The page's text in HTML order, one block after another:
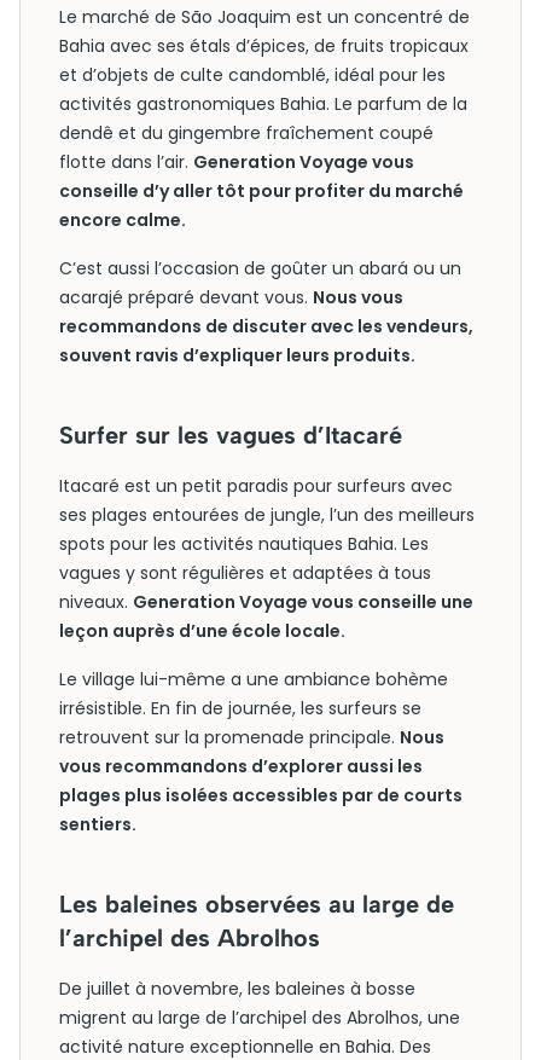
Le marché de São Joaquim est un concentré de
Bahia avec ses étals d’épices, de fruits tropicaux
et d’objets de culte candomblé, idéal pour les
activités gastronomiques Bahia. Le parfum de la
dendê et du gingembre fraîchement coupé
flotte dans l’air. Generation Voyage vous
conseille d’y aller tôt pour profiter du marché
encore calme.
C’est aussi l’occasion de goûter un abará ou un
acarajé préparé devant vous. Nous vous
recommandons de discuter avec les vendeurs,
souvent ravis d’expliquer leurs produits.
Surfer sur les vagues d’Itacaré
Itacaré est un petit paradis pour surfeurs avec
ses plages entourées de jungle, l’un des meilleurs
spots pour les activités nautiques Bahia. Les
vagues y sont régulières et adaptées à tous
niveaux. Generation Voyage vous conseille une
leçon auprès d’une école locale.
Le village lui-même a une ambiance bohème
irrésistible. En fin de journée, les surfeurs se
retrouvent sur la promenade principale. Nous
vous recommandons d’explorer aussi les
plages plus isolées accessibles par de courts
sentiers.
Les baleines observées au large de
l’archipel des Abrolhos
De juillet à novembre, les baleines à bosse
migrent au large de l’archipel des Abrolhos, une
activité nature exceptionnelle en Bahia. Des